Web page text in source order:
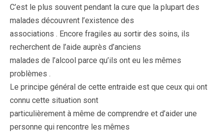
C’est le plus souvent pendant la cure que la plupart des
malades découvrent l’existence des
associations . Encore fragiles au sortir des soins, ils
recherchent de l’aide auprès d’anciens
malades de l’alcool parce qu’ils ont eu les mêmes
problèmes .
Le principe général de cette entraide est que ceux qui ont
connu cette situation sont
particulièrement à même de comprendre et d’aider une
personne qui rencontre les mêmes